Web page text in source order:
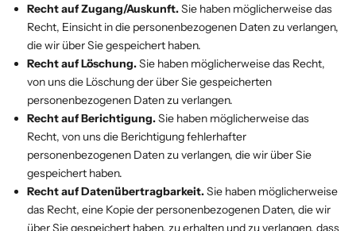
Recht auf Zugang/Auskunft.Sie haben möglicherweise das
Recht, Einsicht in die personenbezogenen Daten zu verlangen,
die wir über Sie gespeichert haben.
Recht auf Löschung.Sie haben möglicherweise das Recht,
von uns die Löschung der über Sie gespeicherten
personenbezogenen Daten zu verlangen.
Recht auf Berichtigung.Sie haben möglicherweise das
Recht, von uns die Berichtigung fehlerhafter
personenbezogenen Daten zu verlangen, die wir über Sie
gespeichert haben.
Recht auf Datenübertragbarkeit.Sie haben möglicherweise
das Recht, eine Kopie der personenbezogenen Daten, die wir
über Sie gespeichert haben, zu erhalten und zu verlangen, dass